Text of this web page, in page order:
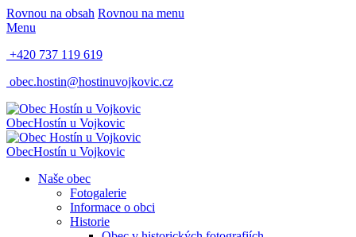
Rovnou na obsah Rovnou na menu
Menu
+420 737 119 619
obec.hostin@hostinuvojkovic.cz
ObecHostín u Vojkovic
ObecHostín u Vojkovic
Naše obec
Fotogalerie
Informace o obci
Historie